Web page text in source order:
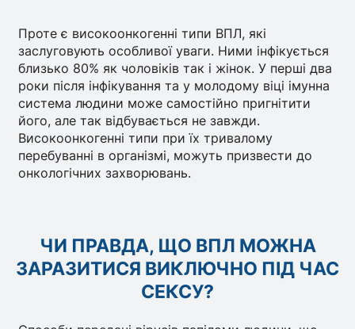
Проте є високоонкогенні типи ВПЛ, які
заслуговують особливої уваги. Ними інфікується
близько 80% як чоловіків так і жінок. У перші два
роки після інфікування та у молодому віці імунна
система людини може самостійно пригнітити
його, але так відбувається не завжди.
Високоонкогенні типи при їх тривалому
перебуванні в організмі, можуть призвести до
онкологічних захворювань.
ЧИ ПРАВДА, ЩО ВПЛ МОЖНА
ЗАРАЗИТИСЯ ВИКЛЮЧНО ПІД ЧАС
СЕКСУ?